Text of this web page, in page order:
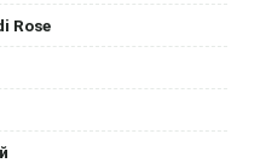
Rose